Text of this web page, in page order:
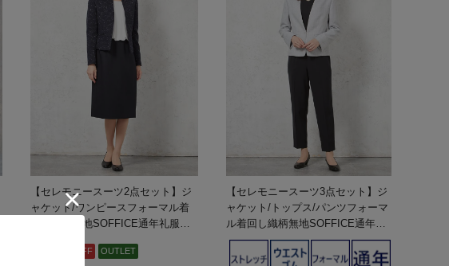
【セレモニースーツ2点セット】ジ
ャケット/ワンピースフォーマル着
回し織柄無地SOFFICE通年礼服
SALE 27%OFF OUTLET
【セレモニースーツ3点セット】ジ
ャケット/トップス/パンツフォーマ
ル着回し織柄無地SOFFICE通年礼
服【レディース】